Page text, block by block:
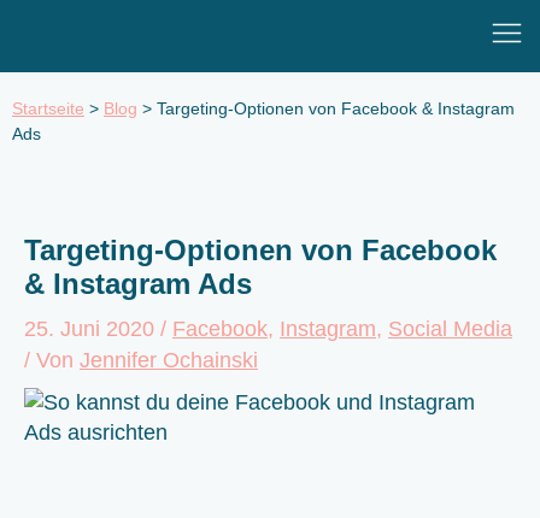
springen
Main
Startseite > Blog > Targeting-Optionen von Facebook & Instagram
Ads
Targeting-Optionen von Facebook
& Instagram Ads
25. Juni 2020 / Facebook, Instagram, Social Media
/ Von Jennifer Ochainski